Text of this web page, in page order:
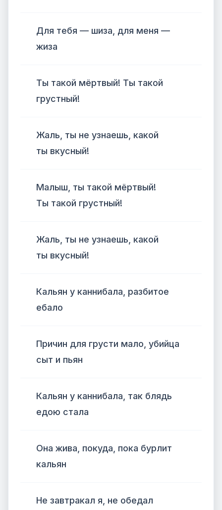
Для тебя — шиза, для меня —
жиза
Ты такой мёртвый! Ты такой
грустный!
Жаль, ты не узнаешь, какой
ты вкусный!
Малыш, ты такой мёртвый!
Ты такой грустный!
Жаль, ты не узнаешь, какой
ты вкусный!
Кальян у каннибала, разбитое
ебало
Причин для грусти мало, убийца
сыт и пьян
Кальян у каннибала, так блядь
едою стала
Она жива, покуда, пока бурлит
кальян
Не завтракал я, не обедал